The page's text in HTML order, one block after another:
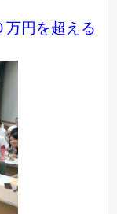
万円を超える